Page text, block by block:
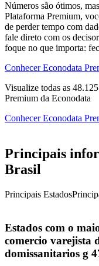
Números são ótimos,
Plataforma Premium,
de perder tempo com
fale direto com os
foque no que importa:
Conhecer Econodata
Visualize todas as 48.125
Premium da Econodata
Conhecer Econodata
Principais
Brasil
Principais Estados
Estados com o
comercio varejista
domissanitarios g